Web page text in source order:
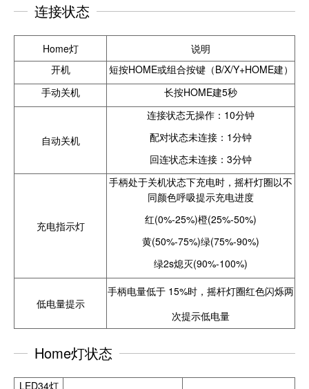
连接状态
Home灯
说明
开机
短按HOME或组合按键（B/X/Y+HOME建）
手动关机
长按HOME建5秒
自动关机
连接状态无操作：10分钟
配对状态未连接：1分钟
回连状态未连接：3分钟
充电指示灯
手柄处于关机状态下充电时，摇杆灯圈以不
同颜色呼吸提示充电进度
红(0%-25%)橙(25%-50%)
黄(50%-75%)绿(75%-90%)
绿2s熄灭(90%-100%)
低电量提示
手柄电量低于 15%时，摇杆灯圈红色闪烁两
次提示低电量
Home灯状态
LED34灯